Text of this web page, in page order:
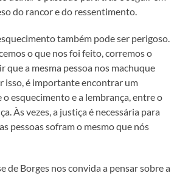
do rancor e do ressentimento.
também pode ser perigoso.
o que nos foi feito, corremos o
que a mesma pessoa nos machuque
isso, é importante encontrar um
esquecimento e a lembrança, entre o
Às vezes, a justiça é necessária para
pessoas sofram o mesmo que nós
de Borges nos convida a pensar sobre a